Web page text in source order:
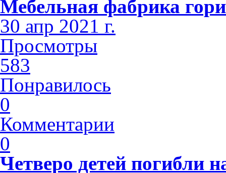
Мебельная фабрика
30 апр 2021 г.
Просмотры
583
Понравилось
0
Комментарии
0
Четверо детей погибли